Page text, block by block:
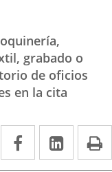
grabado o
de oficios
en la cita
Facebook
Enlace
a
Enlace
a